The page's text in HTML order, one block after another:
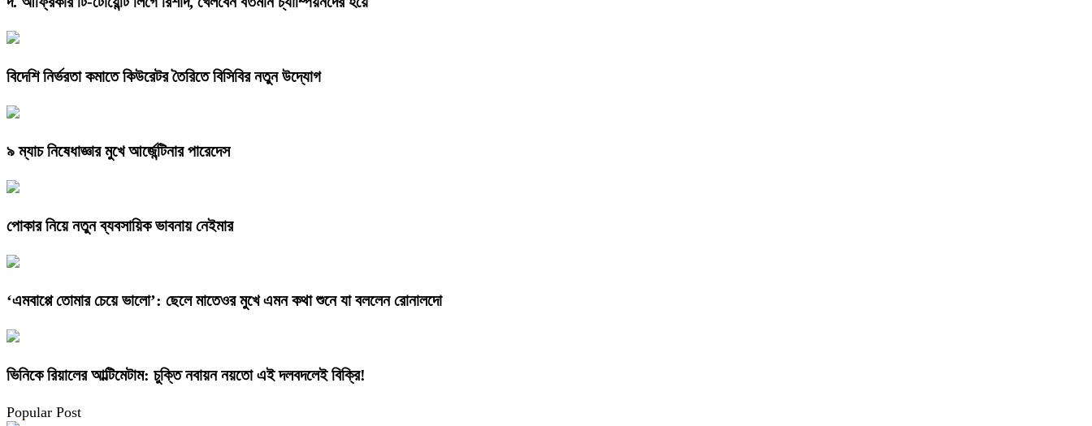
বিদেশি নির্ভরতা কমাতে কিউরেটর তৈরিতে বিসিবির নতুন উদ্যোগ
৯ ম্যাচ নিষেধাজ্ঞার মুখে আর্জেন্টিনার পারেদেস
পোকার নিয়ে নতুন ব্যবসায়িক ভাবনায় নেইমার
‘এমবাপ্পে তোমার চেয়ে ভালো’: ছেলে মাতেওর মুখে এমন কথা শুনে যা বললেন রোনালদো
ভিনিকে রিয়ালের আল্টিমেটাম: চুক্তি নবায়ন নয়তো এই দলবদলেই বিক্রি!
Popular Post